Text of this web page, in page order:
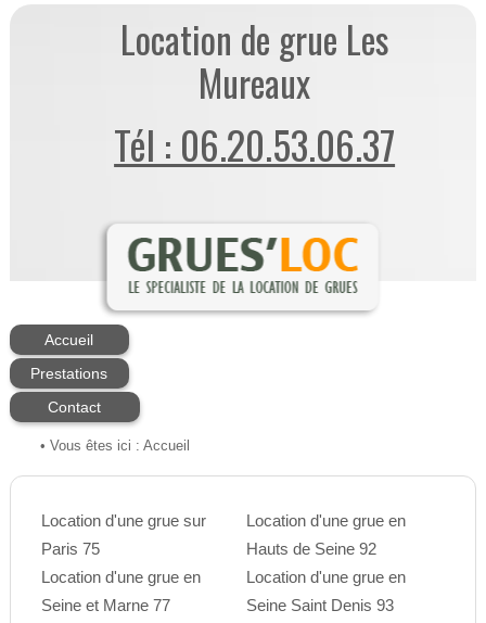
Location de grue Les
Mureaux
Tél : 06.20.53.06.37
Accueil
Prestations
Contact
• Vous êtes ici : Accueil
Location d'une grue sur
Paris 75
Location d'une grue en
Seine et Marne 77
Location d'une grue en
Hauts de Seine 92
Location d'une grue en
Seine Saint Denis 93